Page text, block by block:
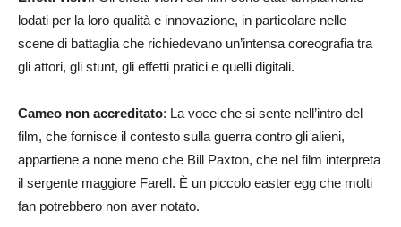
lodati per la loro qualità e innovazione, in particolare nelle
scene di battaglia che richiedevano un’intensa coreografia tra
gli attori, gli stunt, gli effetti pratici e quelli digitali.
Cameo non accreditato: La voce che si sente nell’intro del
film, che fornisce il contesto sulla guerra contro gli alieni,
appartiene a none meno che Bill Paxton, che nel film interpreta
il sergente maggiore Farell. È un piccolo easter egg che molti
fan potrebbero non aver notato.